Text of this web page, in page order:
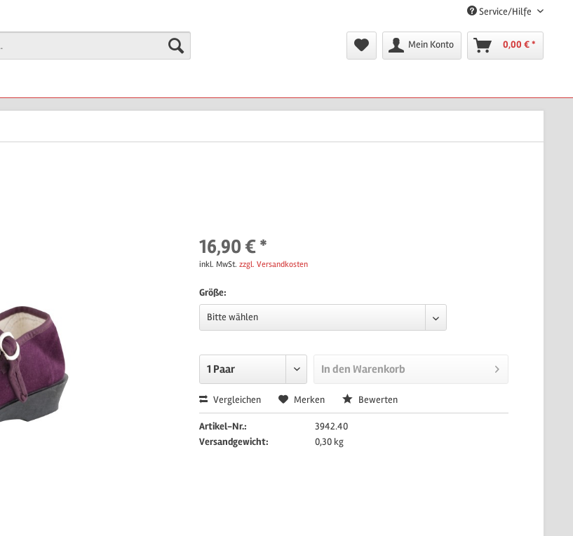
Service/Hilfe
Mein Konto 0,00 € *
16,90 € *
inkl. MwSt.zzgl. Versandkosten
Größe:
In den Warenkorb
Vergleichen Merken Bewerten
Artikel-Nr.:
3942.40
Versandgewicht:
0,30 kg